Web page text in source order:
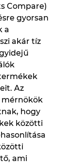
Compare)
gyorsan
a
akár tíz
Az
mérnökök
hogy
közötti
ami